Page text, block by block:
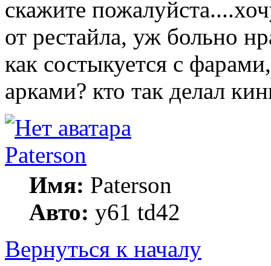
скажите
от рестайла, уж больно
как состыкуется с
арками? кто так делал
Paterson
Имя: Paterson
Авто: y61 td42
Вернуться к началу